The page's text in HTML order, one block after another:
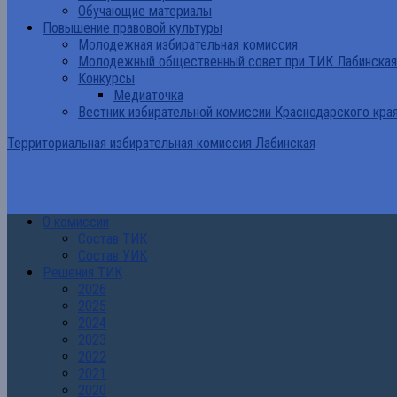
Обучающие материалы
Повышение правовой культуры
Молодежная избирательная комиссия
Молодежный общественный совет при ТИК Лабинская
Конкурсы
Медиаточка
Вестник избирательной комиссии Краснодарского
Территориальная избирательная комиссия Лабинская
О комиссии
Состав ТИК
Состав УИК
Решения ТИК
2026
2025
2024
2023
2022
2021
2020